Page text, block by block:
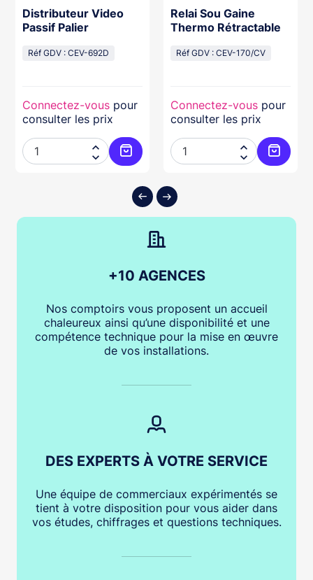
au panier
Distributeur Video
Passif Palier
Réf GDV : CEV-692D
Connectez-vous pour
consulter les prix


Ajouter au panier
Relai Sou Gaine
Thermo Rétractable
Réf GDV : CEV-170/CV
Connectez-vous pour
consulter les prix


+10 AGENCES
Nos comptoirs vous proposent un accueil
chaleureux ainsi qu’une disponibilité et une
compétence technique pour la mise en œuvre
de vos installations.
DES EXPERTS À VOTRE SERVICE
Une équipe de commerciaux expérimentés se
tient à votre disposition pour vous aider dans
vos études, chiffrages et questions techniques.